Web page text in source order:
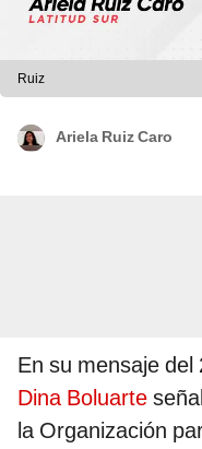
Ruiz
Ariela Ruiz Caro
En su mensaje del
Dina Boluarte
la Organización